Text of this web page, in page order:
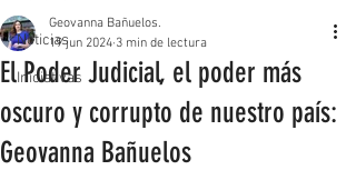
Noticias
Iniciativas
El Poder Judicial, el poder más
oscuro y corrupto de nuestro país:
Geovanna Bañuelos
Geovanna Bañuelos.
19 jun 2024 3 min de lectura